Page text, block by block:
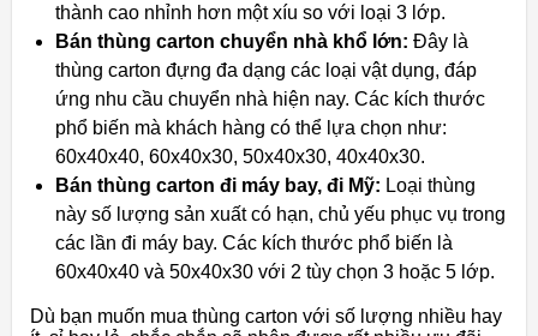
thành cao nhỉnh hơn một xíu so với loại 3 lớp.
Bán thùng carton chuyển nhà khổ lớn: Đây là
thùng carton đựng đa dạng các loại vật dụng, đáp
ứng nhu cầu chuyển nhà hiện nay. Các kích thước
phổ biến mà khách hàng có thể lựa chọn như:
60x40x40, 60x40x30, 50x40x30, 40x40x30.
Bán thùng carton đi máy bay, đi Mỹ: Loại thùng
này số lượng sản xuất có hạn, chủ yếu phục vụ trong
các lần đi máy bay. Các kích thước phổ biến là
60x40x40 và 50x40x30 với 2 tùy chọn 3 hoặc 5 lớp.
Dù bạn muốn mua thùng carton với số lượng nhiều hay